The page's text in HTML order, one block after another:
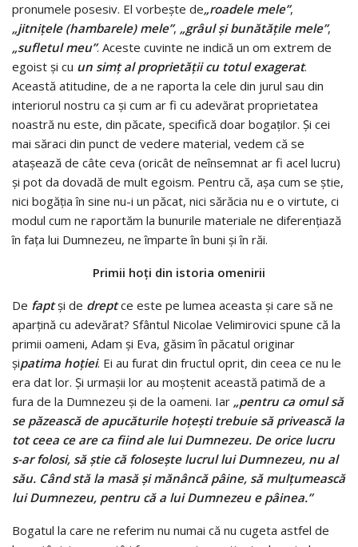
pronumele posesiv. El vorbeşte de„roadele mele”,
„jitniţele (hambarele) mele”, „grâul şi bunătăţile mele”,
„sufletul meu”. Aceste cuvinte ne indică un om extrem de
egoist şi cu un simţ al proprietăţii cu totul exagerat.
Această atitudine, de a ne raporta la cele din jurul sau din
interiorul nostru ca şi cum ar fi cu adevărat proprietatea
noastră nu este, din păcate, specifică doar bogaţilor. Şi cei
mai săraci din punct de vedere material, vedem că se
ataşează de câte ceva (oricât de neînsemnat ar fi acel lucru)
şi pot da dovadă de mult egoism. Pentru că, aşa cum se ştie,
nici bogăţia în sine nu-i un păcat, nici sărăcia nu e o virtute, ci
modul cum ne raportăm la bunurile materiale ne diferenţiază
în faţa lui Dumnezeu, ne împarte în buni şi în răi.
Primii hoţi din istoria omenirii
De faptşi de dreptce este pe lumea aceasta şi care să ne
aparţină cu adevărat? Sfântul Nicolae Velimirovici spune că la
primii oameni, Adam şi Eva, găsim în păcatul originar
şipatima hoţiei. Ei au furat din fructul oprit, din ceea ce nu le
era dat lor. Şi urmaşii lor au moştenit această patimă de a
fura de la Dumnezeu şi de la oameni. Iar „pentru ca omul să
se păzească de apucăturile hoţeşti trebuie să privească la
tot ceea ce are ca fiind ale lui Dumnezeu. De orice lucru
s-ar folosi, să ştie că foloseşte lucrul lui Dumnezeu, nu al
său. Când stă la masă şi mănâncă pâine, să mulţumească
lui Dumnezeu, pentru că a lui Dumnezeu e pâinea.”
Bogatul la care ne referim nu numai că nu cugeta astfel de